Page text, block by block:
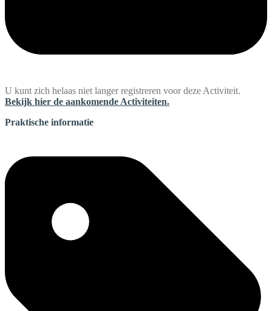
U kunt zich helaas niet langer registreren voor deze Activiteit.
Bekijk hier de aankomende Activiteiten.
Praktische informatie